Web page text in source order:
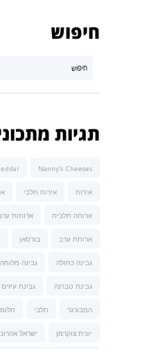
חיפוש
תגיות
Nanny’s Cheeses
אירוח אירוח חלבי
ארוחה חלבית ארוחות
ארוחת ערב בורסאן
גבינה כחולה גבינה מלוחה
גבינת טברנה גבינת עיזים
המבורגר חלבי
יונית צוקרמן ישראל אהרוני